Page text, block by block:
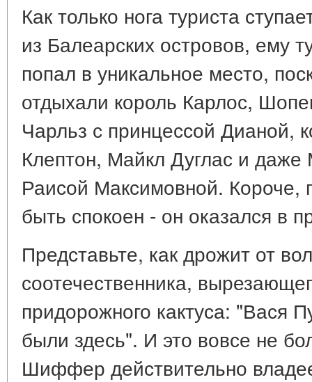
Как только нога туриста
из Балеарских островов, ему
попал в уникальное место,
отдыхали король Карлос,
Чарльз с принцессой Дианой,
Клептон, Майкл Дуглас и
Раисой Максимовной. Короче,
быть спокоен - он оказался в
Представьте, как дрожит от
соотечественника,
придорожного кактуса:
были здесь". И это вовсе не
Шиффер действительно